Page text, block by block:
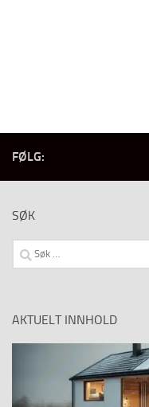
FØLG:
SØK
Søk
etter:
AKTUELT INNHOLD